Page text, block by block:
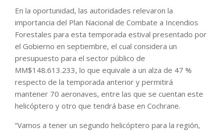
En la oportunidad, las autoridades relevaron la
importancia del Plan Nacional de Combate a Incendios
Forestales para esta temporada estival presentado por
el Gobierno en septiembre, el cual considera un
presupuesto para el sector público de
MM$148.613.233, lo que equivale a un alza de 47 %
respecto de la temporada anterior y permitirá
mantener 70 aeronaves, entre las que se cuentan este
helicóptero y otro que tendrá base en Cochrane.
“Vamos a tener un segundo helicóptero para la región,